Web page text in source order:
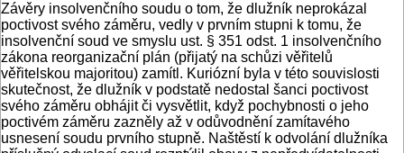
Závěry insolvenčního soudu o tom, že dlužník neprokázal
poctivost svého záměru, vedly v prvním stupni k tomu, že
insolvenční soud ve smyslu ust. § 351 odst. 1 insolvenčního
zákona reorganizační plán (přijatý na schůzi věřitelů
věřitelskou majoritou) zamítl. Kuriózní byla v této souvislosti
skutečnost, že dlužník v podstatě nedostal šanci poctivost
svého záměru obhájit či vysvětlit, když pochybnosti o jeho
poctivém záměru zazněly až v odůvodnění zamítavého
usnesení soudu prvního stupně. Naštěstí k odvolání dlužníka